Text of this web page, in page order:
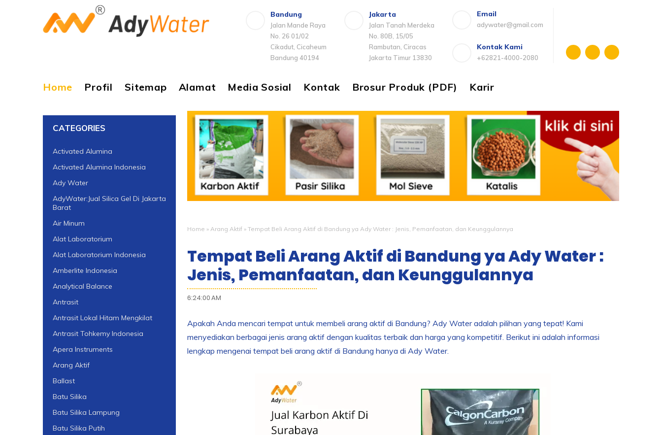
Bandung
Jalan Mande Raya
No. 26 01/02
Cikadut, Cicaheum
Bandung 40194
Jakarta
Jalan Tanah Merdeka
No. 80B, 15/05
Rambutan, Ciracas
Jakarta Timur 13830
Email
adywater@gmail.com
Kontak Kami
+62821-4000-2080
Home Profil Sitemap Alamat Media Sosial Kontak Brosur Produk (PDF) Karir
Home » Arang Aktif» Tempat Beli Arang Aktif di Bandung ya Ady Water : Jenis, Pemanfaatan, dan Keunggulannya
Tempat Beli Arang Aktif di Bandung ya Ady Water :
Jenis, Pemanfaatan, dan Keunggulannya
6:24:00 AM
Apakah Anda mencari tempat untuk membeli arang aktif di Bandung? Ady Water adalah pilihan yang tepat! Kami
menyediakan berbagai jenis arang aktif dengan kualitas terbaik dan harga yang kompetitif. Berikut ini adalah informasi
lengkap mengenai tempat beli arang aktif di Bandung hanya di Ady Water.
CATEGORIES
Activated Alumina
Activated Alumina Indonesia
Ady Water
AdyWater:Jual Silica Gel Di Jakarta
Barat
Air Minum
Alat Laboratorium
Alat Laboratorium Indonesia
Amberlite Indonesia
Analytical Balance
Antrasit
Antrasit Lokal Hitam Mengkilat
Antrasit Tohkemy Indonesia
Apera Instruments
Arang Aktif
Ballast
Batu Silika
Batu Silika Lampung
Batu Silika Putih